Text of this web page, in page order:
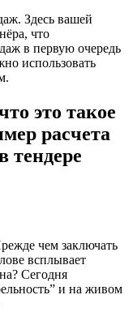
Здесь вашей
что
в первую очередь
использовать
это такое
расчета
тендере
чем заключать
всплывает
Сегодня
и на живом